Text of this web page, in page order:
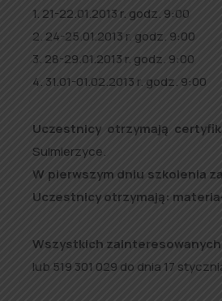
1. 21-22.01.2013 r. godz. 9:00
2. 24-25.01.2013 r. godz. 9:00
3. 28-29.01.2013 r. godz. 9:00
4. 31.01-01.02.2013 r. godz. 9:00
Uczestnicy otrzymają
Sulmierzyce.
W pierwszym dniu szkolenia
Uczestnicy otrzymają:
Wszystkich
lub 519 301 029 do dnia 17